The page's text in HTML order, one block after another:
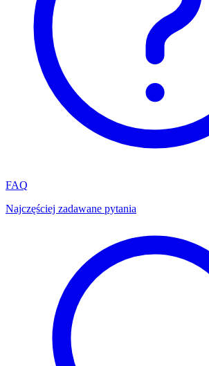
FAQ
Najczęściej zadawane pytania